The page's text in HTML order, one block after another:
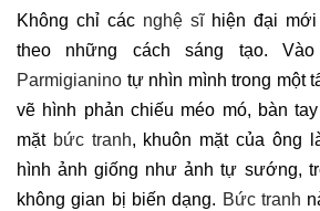
Không chỉ các nghệ sĩhiện đại mới
theo những cách sáng tạo.
Parmigianino tự nhìn mình trong một
vẽ hình phản chiếu méo mó, bàn
mặt bức tranh, khuôn mặt của ông
hình ảnh giống như ảnh tự sướng,
không gian bị biến dạng. Bức tranh